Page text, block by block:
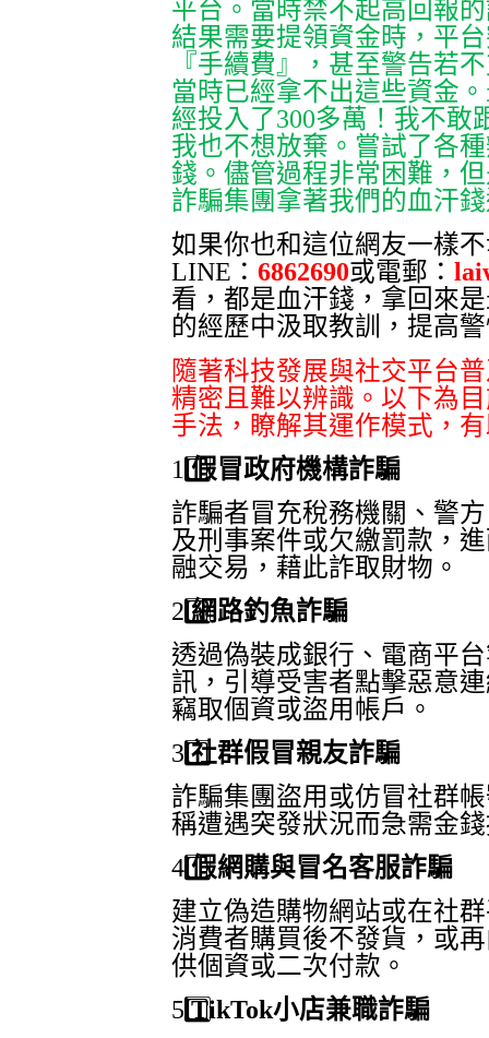
平台。當時禁不起高回報
結果需要提領資金時，平
『手續費』，甚至警告若
當時已經拿不出這些資金
經投入了300多萬！我不敢
我也不想放棄。嘗試了各
錢。儘管過程非常困難，
詐騙集團拿著我們的血汗
如果你也和這位網友一樣
LINE ： 6862690或電郵：
看，都是血汗錢，拿回來
的經歷中汲取教訓，提高
隨著科技發展與社交平台
精密且難以辨識。以下為
手法，瞭解其運作模式，
1️ 假冒政府機構詐騙
詐騙者冒充稅務機關、警
及刑事案件或欠繳罰款，
融交易，藉此詐取財物。
2️ 網路釣魚詐騙
透過偽裝成銀行、電商平
訊，引導受害者點擊惡意
竊取個資或盜用帳戶。
3️ 社群假冒親友詐騙
詐騙集團盜用或仿冒社群
稱遭遇突發狀況而急需金
4️ 假網購與冒名客服詐騙
建立偽造購物網站或在社
消費者購買後不發貨，或
供個資或二次付款。
5️ TikTok小店兼職詐騙